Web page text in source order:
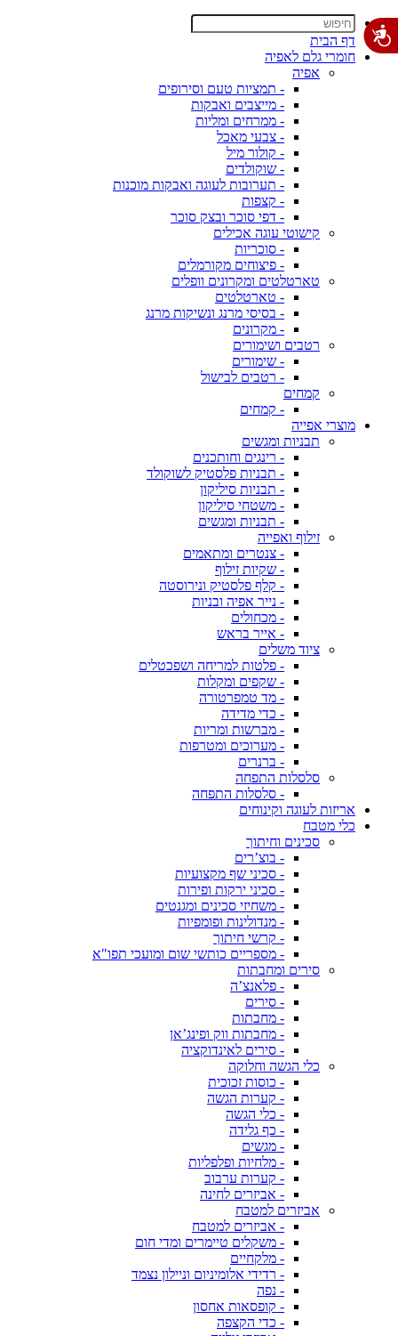
דף הבית
חומרי גלם לאפיה
אפיה
- תמציות טעם וסירופים
- מייצבים ואבקות
- ממרחים ומליות
- צבעי מאכל
- קולור מיל
- שוקולדים
- תערובות לעוגה ואבקות מוכנות
- קצפות
- דפי סוכר ובצק סוכר
קישוטי עוגה אכילים
- סוכריות
- פיצוחים מקורמלים
טארטלטים ומקרונים וופלים
- טארטלטים
- בסיסי מרנג ונשיקות מרנג
- מקרונים
רטבים ושימורים
- שימורים
- רטבים לבישול
קמחים
- קמחים
מוצרי אפייה
תבניות ומגשים
- רינגים וחותכנים
- תבניות פלסטיק לשוקולד
- תבניות סיליקון
- משטחי סיליקון
- תבניות ומגשים
זילוף ואפייה
- צנטרים ומתאמים
- שקיות זילוף
- קלף פלסטיק ונירוסטה
- נייר אפיה ובניות
- מכחולים
- אייר בראש
ציוד משלים
- פלטות למריחה ושפכטלים
- שקפים ומקלות
- מד טמפרטורה
- כדי מדידה
- מברשות ומריות
- מערוכים ומטרפות
- ברנרים
סלסלות התפחה
- סלסלות התפחה
אריזות לעוגה וקינוחים
כלי מטבח
סכינים וחיתוך
- בוצ’רים
- סכיני שף מקצועיות
- סכיני ירקות ופירות
- משחיזי סכינים ומגנטים
- מנדולינות ופומפיות
- קרשי חיתוך
- מספריים כותשי שום ומועכי תפו"א
סירים ומחבתות
- פלאנצ’ה
- סירים
- מחבתות
- מחבתות ווק ופינג’אן
- סירים לאינדוקציה
כלי הגשה וחלוקה
- כוסות זכוכית
- קערות הגשה
- כלי הגשה
- כף גלידה
- מגשים
- מלחיות ופלפליות
- קערות ערבוב
- אביזרים לחינה
אביזרים למטבח
- אביזרים למטבח
- משקלים טיימרים ומדי חום
- מלקחיים
- רדידי אלומיניום וניילון נצמד
- נפה
- קופסאות אחסון
- כדי הקצפה